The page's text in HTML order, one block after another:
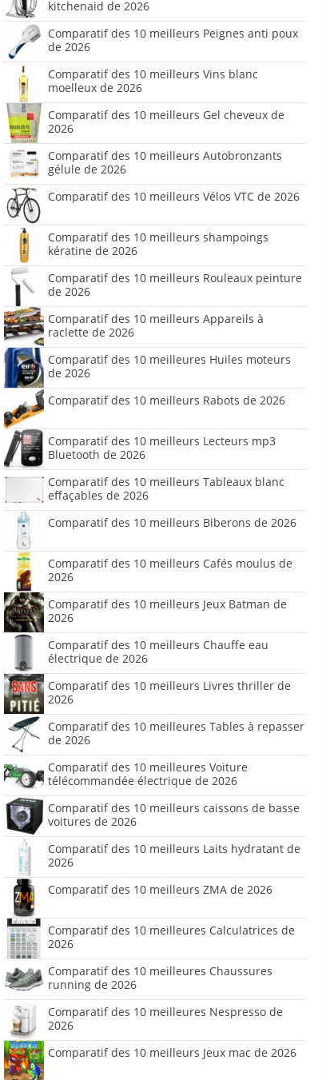
kitchenaid de 2026
Comparatif des 10 meilleurs Peignes anti poux
de 2026
Comparatif des 10 meilleurs Vins blanc
moelleux de 2026
Comparatif des 10 meilleurs Gel cheveux de
2026
Comparatif des 10 meilleurs Autobronzants
gélule de 2026
Comparatif des 10 meilleurs Vélos VTC de 2026
Comparatif des 10 meilleurs shampoings
kératine de 2026
Comparatif des 10 meilleurs Rouleaux peinture
de 2026
Comparatif des 10 meilleurs Appareils à
raclette de 2026
Comparatif des 10 meilleures Huiles moteurs
de 2026
Comparatif des 10 meilleurs Rabots de 2026
Comparatif des 10 meilleurs Lecteurs mp3
Bluetooth de 2026
Comparatif des 10 meilleurs Tableaux blanc
effaçables de 2026
Comparatif des 10 meilleurs Biberons de 2026
Comparatif des 10 meilleurs Cafés moulus de
2026
Comparatif des 10 meilleurs Jeux Batman de
2026
Comparatif des 10 meilleurs Chauffe eau
électrique de 2026
Comparatif des 10 meilleurs Livres thriller de
2026
Comparatif des 10 meilleures Tables à repasser
de 2026
Comparatif des 10 meilleures Voiture
télécommandée électrique de 2026
Comparatif des 10 meilleurs caissons de basse
voitures de 2026
Comparatif des 10 meilleurs Laits hydratant de
2026
Comparatif des 10 meilleurs ZMA de 2026
Comparatif des 10 meilleures Calculatrices de
2026
Comparatif des 10 meilleures Chaussures
running de 2026
Comparatif des 10 meilleures Nespresso de
2026
Comparatif des 10 meilleurs Jeux mac de 2026